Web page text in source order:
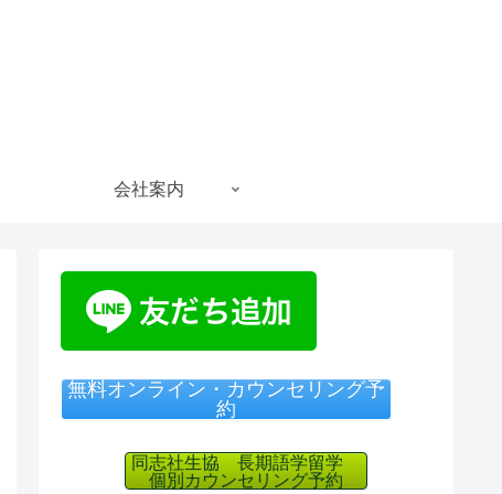
会社案内
無料オンライン・カウンセリング予
約
同志社生協 長期語学留学
個別カウンセリング予約